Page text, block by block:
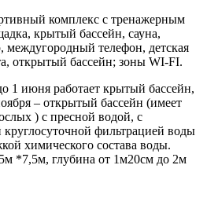
комплекс с тренажерным
крытый бассейн, сауна,
междугородный телефон, детская
открытый бассейн; зоны WI-FI.
1 июня работает крытый бассейн,
– открытый бассейн (имеет
) с пресной водой, с
фильтрацией воды
химического состава воды.
*7,5м, глубина от 1м20см до 2м